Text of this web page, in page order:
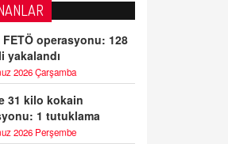
operasyonu: 128
yakalandı
2026 Çarşamba
31 kilo kokain
1 tutuklama
2026 Perşembe